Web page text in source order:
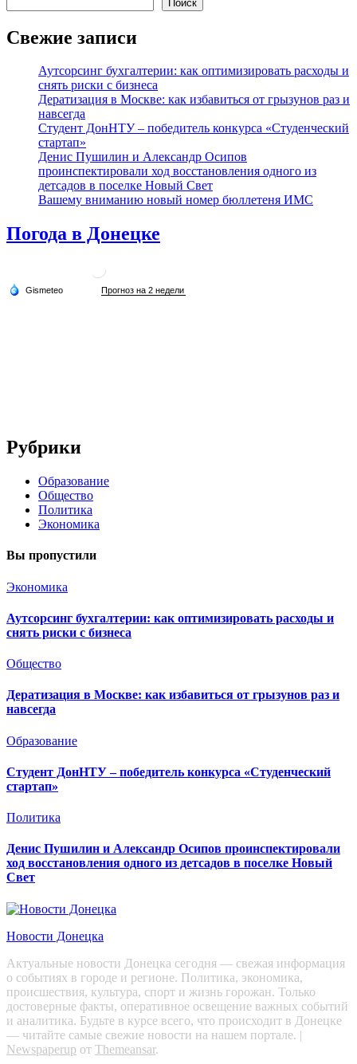
Поиск
Свежие записи
Аутсорсинг бухгалтерии: как оптимизировать расходы и
снять риски с бизнеса
Дератизация в Москве: как избавиться от грызунов раз и
навсегда
Студент ДонНТУ – победитель конкурса «Студенческий
стартап»
Денис Пушилин и Александр Осипов
проинспектировали ход восстановления одного из
детсадов в поселке Новый Свет
Вашему вниманию новый номер бюллетеня ИМС
Погода в Донецке
Рубрики
Образование
Общество
Политика
Экономика
Вы пропустили
Экономика
Аутсорсинг бухгалтерии: как оптимизировать расходы и
снять риски с бизнеса
Общество
Дератизация в Москве: как избавиться от грызунов раз и
навсегда
Образование
Студент ДонНТУ – победитель конкурса «Студенческий
стартап»
Политика
Денис Пушилин и Александр Осипов проинспектировали
ход восстановления одного из детсадов в поселке Новый
Свет
Новости Донецка
Актуальные новости Донецка сегодня — свежая информация
о событиях в городе и регионе. Политика, экономика,
происшествия, культура, спорт и жизнь горожан. Только
достоверные факты, оперативное освещение важных событий
и аналитика. Будьте в курсе всего, что происходит в Донецке
— читайте самые свежие новости на нашем портале. |
Newspaperup от Themeansar.